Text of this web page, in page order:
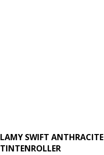
LAMY SWIFT ANTHRACITE
TINTENROLLER